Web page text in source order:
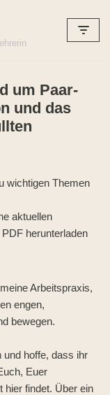
um Paar-
und das
wichtigen Themen
aktuellen
herunterladen
Arbeitspraxis,
engen,
bewegen.
und hoffe, dass ihr
Euer
hier findet. Über ein